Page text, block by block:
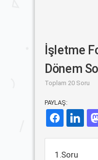
İşletme
Dönem
Toplam 20 Soru
PAYLAŞ:
1.Soru